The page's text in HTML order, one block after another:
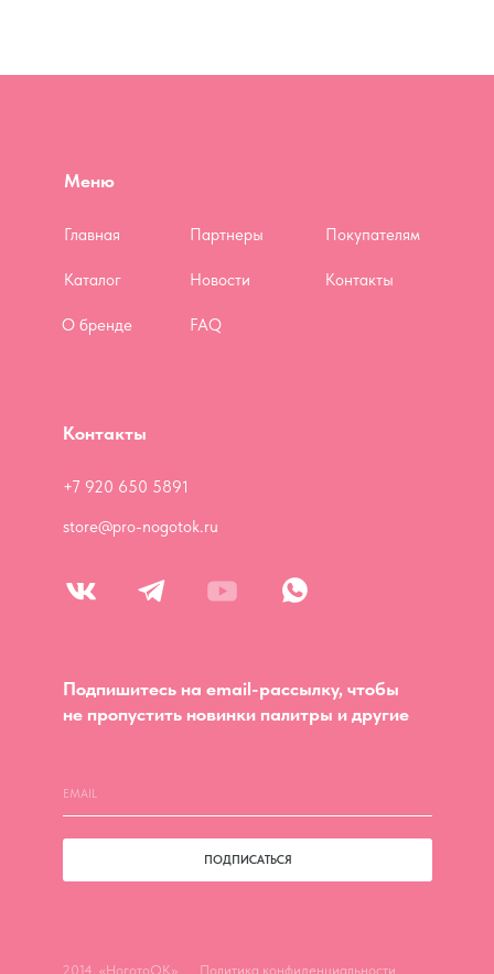
Меню
Главная
Каталог
О бренде
Партнеры
Новости Контакты
Покупателям
Контакты
Подпишитесь на email-рассылку, чтобы
не пропустить новинки палитры и другие
+7 920 650 5891
store@pro-nogotok.ru
2014, «НоготоОК» Политика конфиденциальности
ПОДПИСАТЬСЯ
FAQ